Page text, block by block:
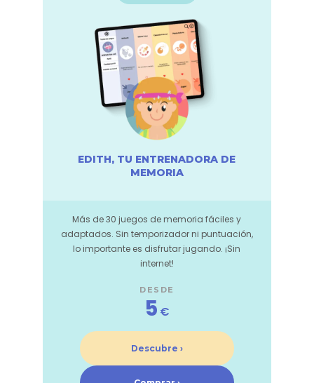
EDITH, TU ENTRENADORA DE
MEMORIA
Más de 30 juegos de memoria fáciles y
adaptados. Sin temporizador ni puntuación,
lo importante es disfrutar jugando. ¡Sin
internet!
DESDE
5 €
Descubre ›